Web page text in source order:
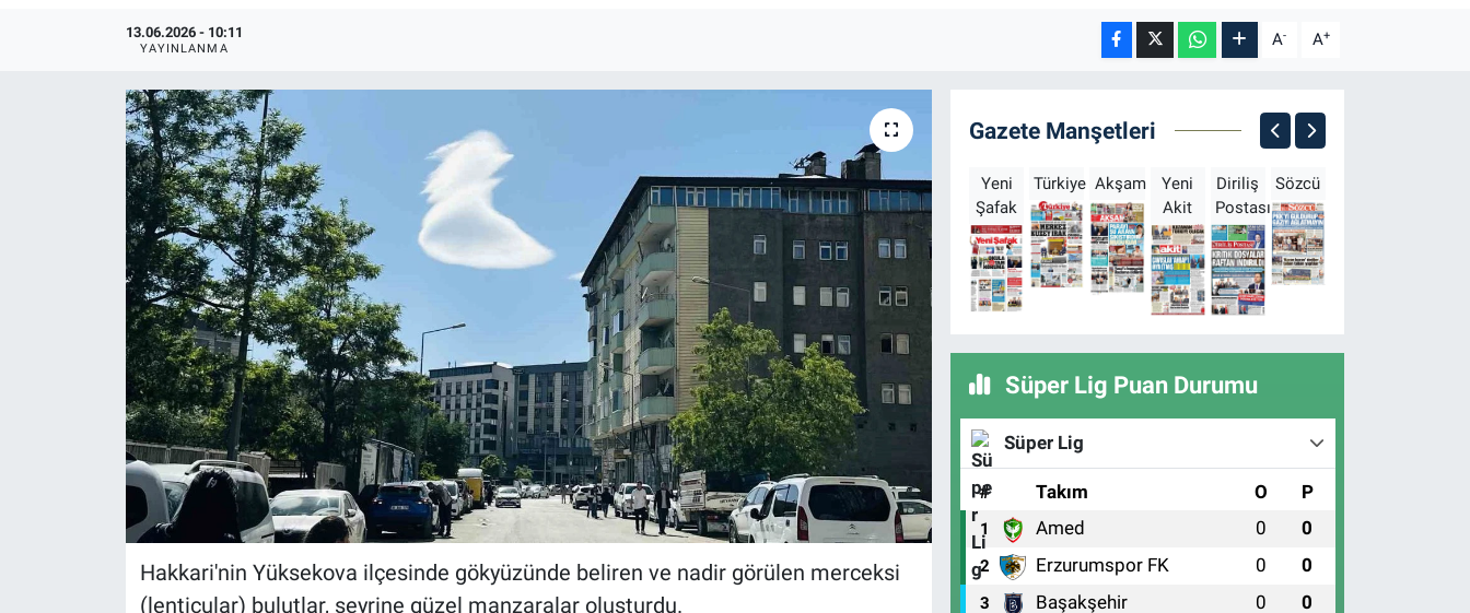
13.06.2026 - 10:11
YAYINLANMA A- A+
Hakkari'nin Yüksekova ilçesinde gökyüzünde beliren ve nadir görülen merceksi
(lenticular) bulutlar, seyrine güzel manzaralar oluşturdu.
Gazete Manşetleri
Yeni
Şafak
Türkiye Akşam
Yeni
Akit
Diriliş
Postası
Sözcü
Süper Lig Puan Durumu
Süper Lig
# Takım O P
1 Amed 0 0
2 Erzurumspor FK 0 0
3 Başakşehir 0 0